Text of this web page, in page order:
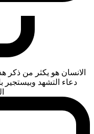
الانسان هو يكثر من ذكر
دعاء التشهد